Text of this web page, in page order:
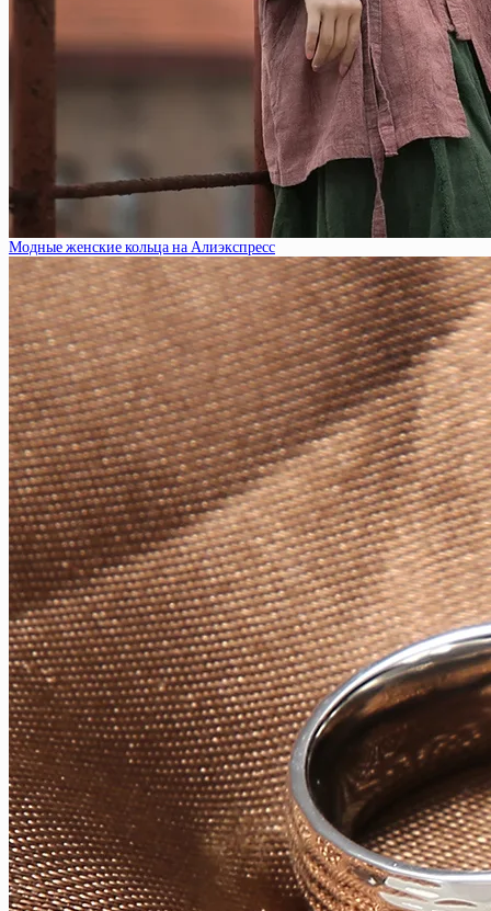
Модные женские кольца на Алиэкспресс